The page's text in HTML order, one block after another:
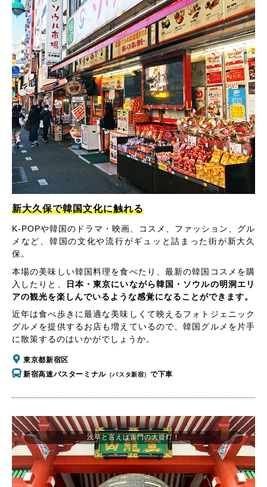
新大久保で韓国文化に触れる
K-POPや韓国のドラマ・映画、コスメ、ファッション、グル
メなど、韓国の文化や流行がギュッと詰まった街が新大久
保。
本場の美味しい韓国料理を食べたり、最新の韓国コスメを購
入したりと、
日本・東京にいながら韓国・ソウルの明洞エリ
アの観光を楽しんでいるような感覚になることができます。
近年は食べ歩きに最適な美味しくて映えるフォトジェニック
グルメを提供するお店も増えているので、韓国グルメを片手
に散策するのはいかがでしょうか。
東京都新宿区
新宿高速バスターミナル（バスタ新宿） で下車
浅草と言えば雷門の大提灯！